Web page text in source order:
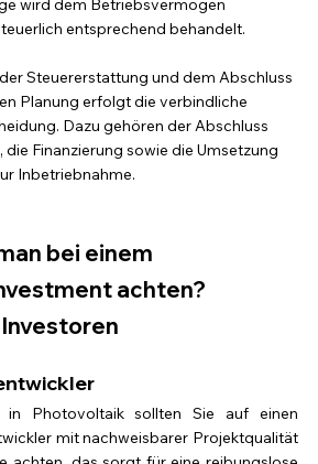
wird dem Betriebsvermögen
entsprechend behandelt.
Steuererstattung und dem Abschluss
Planung erfolgt die verbindliche
Dazu gehören der Abschluss
Finanzierung sowie die Umsetzung
Inbetriebnahme.
bei einem
achten?
in Photovoltaik sollten Sie auf einen
mit nachweisbarer Projektqualität